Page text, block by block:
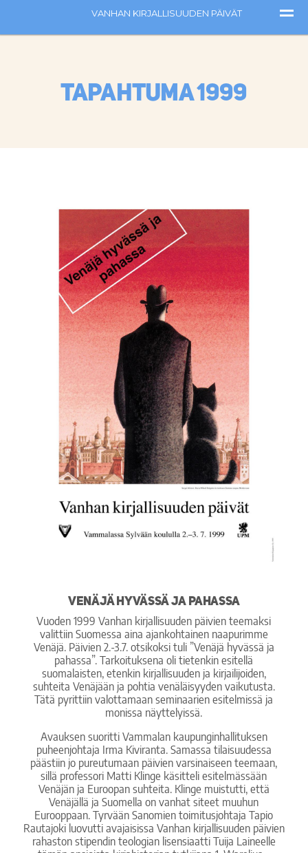
Tapahtuma 1999
Venäjä hyvässä ja pahassa
Vuoden 1999 Vanhan kirjallisuuden päivien teemaksi
valittiin Suomessa aina ajankohtainen naapurimme
Venäjä. Päivien 2.-3.7. otsikoksi tuli ”Venäjä hyvässä ja
pahassa”. Tarkoituksena oli tietenkin esitellä
suomalaisten, etenkin kirjallisuuden ja kirjailijoiden,
suhteita Venäjään ja pohtia venäläisyyden vaikutusta.
Tätä pyrittiin valottamaan seminaarien esitelmissä ja
monissa näyttelyissä.
Avauksen suoritti Vammalan kaupunginhallituksen
puheenjohtaja Irma Kiviranta. Samassa tilaisuudessa
päästiin jo pureutumaan päivien varsinaiseen teemaan,
sillä professori Matti Klinge käsitteli esitelmässään
Venäjän ja Euroopan suhteita. Klinge muistutti, että
Venäjällä ja Suomella on vanhat siteet muuhun
Eurooppaan. Tyrvään Sanomien toimitusjohtaja Tapio
Rautajoki luovutti avajaisissa Vanhan kirjallisuuden päivien
rahaston stipendin teologian lisensiaatti Tuija Laineelle